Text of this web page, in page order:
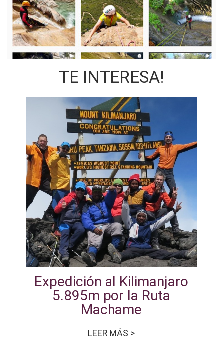
TE INTERESA!
Expedición al Kilimanjaro
5.895m por la Ruta
Machame
LEER MÁS >